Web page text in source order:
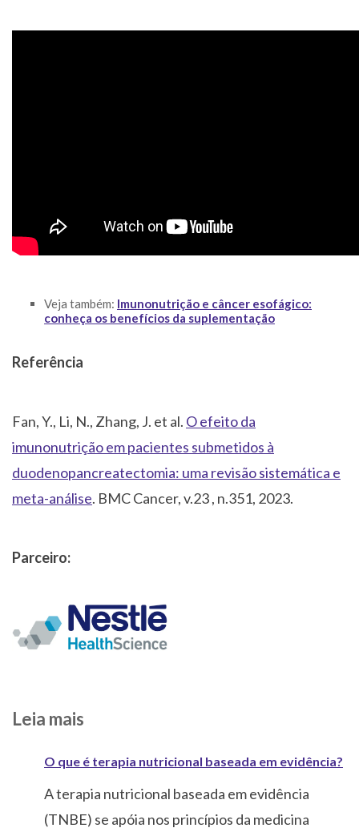
Veja também: Imunonutrição e câncer esofágico:
conheça os benefícios da suplementação
Referência
Fan, Y., Li, N., Zhang, J. et al. O efeito da
imunonutrição em pacientes submetidos à
duodenopancreatectomia: uma revisão sistemática e
meta-análise. BMC Cancer, v.23 , n.351, 2023.
Parceiro:
Leia mais
O que é terapia nutricional baseada em evidência?
A terapia nutricional baseada em evidência
(TNBE) se apóia nos princípios da medicina